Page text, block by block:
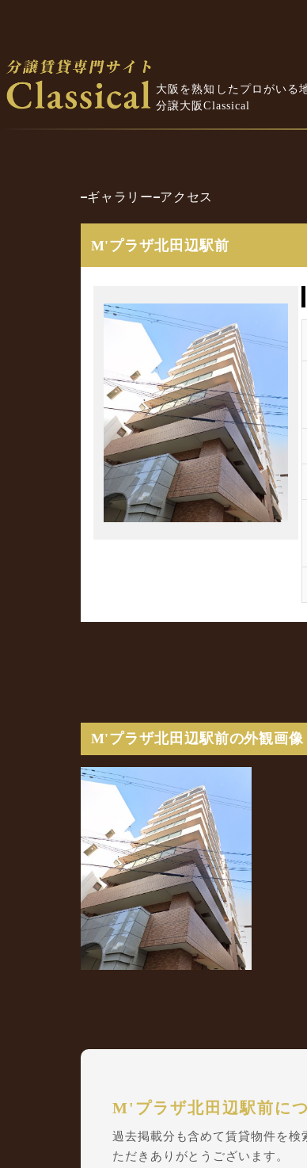
大阪を熟知したプロがいる
分譲大阪Classical
ギャラリー アクセス
M'プラザ北田辺駅前
M'プラザ北田辺駅前の外観画像
M'プラザ北田辺駅前に
過去掲載分も含めて賃貸物件を検
ただきありがとうございます。